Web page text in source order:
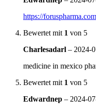
https://
Bewertet mit 1 von 5
Charlesadarl – 2024-
medicine in mexico
Bewertet mit 1 von 5
Edwardnep – 2024-